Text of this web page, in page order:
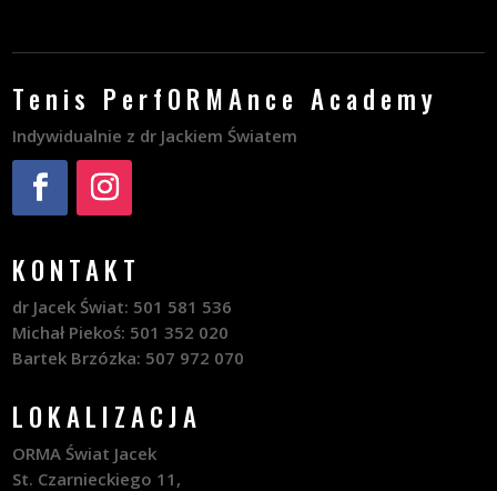
Tenis PerfORMAnce Academy
Indywidualnie z dr Jackiem Światem
KONTAKT
dr Jacek Świat: 501 581 536
Michał Piekoś: 501 352 020
Bartek Brzózka: 507 972 070
LOKALIZACJA
ORMA Świat Jacek
St. Czarnieckiego 11,